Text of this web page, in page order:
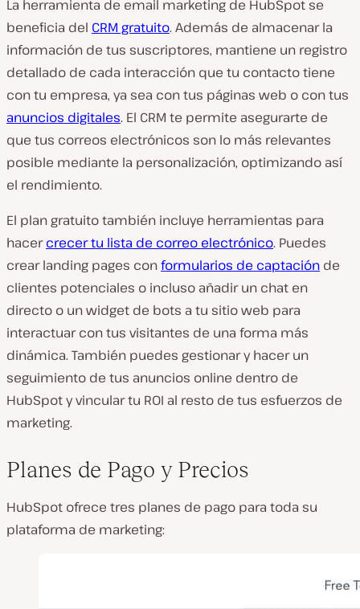
La herramienta de email marketing de HubSpot se
beneficia del CRM gratuito. Además de almacenar la
información de tus suscriptores, mantiene un registro
detallado de cada interacción que tu contacto tiene
con tu empresa, ya sea con tus páginas web o con tus
anuncios digitales. El CRM te permite asegurarte de
que tus correos electrónicos son lo más relevantes
posible mediante la personalización, optimizando así
el rendimiento.
El plan gratuito también incluye herramientas para
hacercrecer tu lista de correo electrónico. Puedes
crear landing pages conformularios de captación de
clientes potenciales o incluso añadir un chat en
directo o un widget de bots a tu sitio web para
interactuar con tus visitantes de una forma más
dinámica. También puedes gestionar y hacer un
seguimiento de tus anuncios online dentro de
HubSpot y vincular tu ROI al resto de tus esfuerzos de
marketing.
Planes de Pago y Precios
HubSpot ofrece tres planes de pago para toda su
plataforma de marketing: